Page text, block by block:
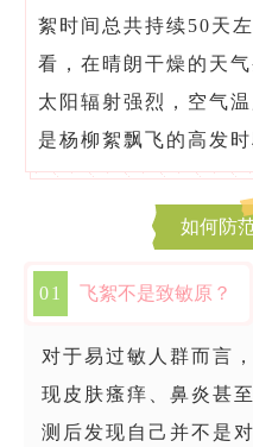
絮时间总共持续50天
看，在晴朗干燥的天
太阳辐射强烈，空气
是杨柳絮飘飞的高发时
如何防
01 飞絮不是致敏原？
对于易过敏人群而言
现皮肤瘙痒、鼻炎甚
测后发现自己并不是